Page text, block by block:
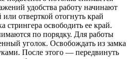
удобства работу начинают
отверткой отогнуть край
стрингера освободить ее край.
по порядку. Для работы
уголок. Освобождать из замка
После этого — передвинуть